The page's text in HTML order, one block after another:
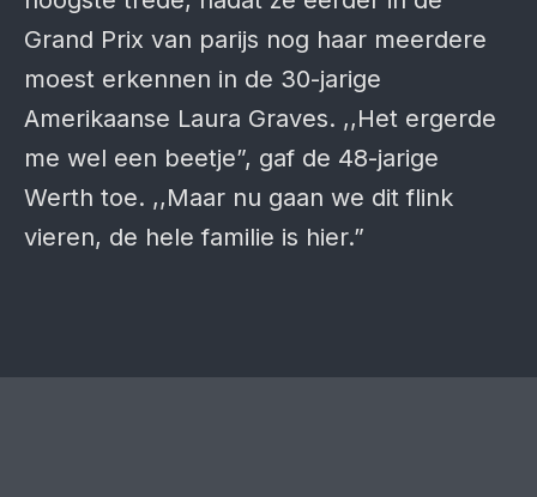
Grand Prix van parijs nog haar meerdere
moest erkennen in de 30-jarige
Amerikaanse Laura Graves. ,,Het ergerde
me wel een beetje”, gaf de 48-jarige
Werth toe. ,,Maar nu gaan we dit flink
vieren, de hele familie is hier.”